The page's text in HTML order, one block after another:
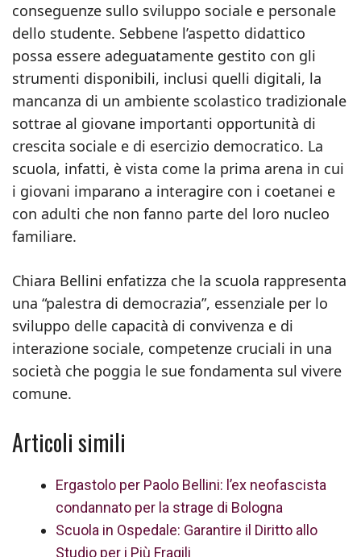
conseguenze sullo sviluppo sociale e personale
dello studente. Sebbene l’aspetto didattico
possa essere adeguatamente gestito con gli
strumenti disponibili, inclusi quelli digitali, la
mancanza di un ambiente scolastico tradizionale
sottrae al giovane importanti opportunità di
crescita sociale e di esercizio democratico. La
scuola, infatti, è vista come la prima arena in cui
i giovani imparano a interagire con i coetanei e
con adulti che non fanno parte del loro nucleo
familiare.
Chiara Bellini enfatizza che la scuola rappresenta
una “palestra di democrazia”, essenziale per lo
sviluppo delle capacità di convivenza e di
interazione sociale, competenze cruciali in una
società che poggia le sue fondamenta sul vivere
comune.
Articoli simili
Ergastolo per Paolo Bellini: l’ex neofascista
condannato per la strage di Bologna
Scuola in Ospedale: Garantire il Diritto allo
Studio per i Più Fragili